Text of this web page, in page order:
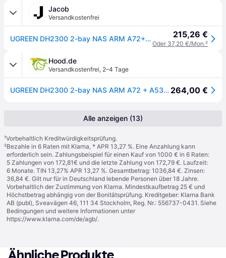
Jacob
Versandkostenfrei
UGREEN DH2300 2-bay NAS ARM A72+A53 Diskless EU + HDMI Cable (95998) 215,26 €
Oder 37,20 €/Mon.²
Hood.de
Versandkostenfrei, 2–4 Tage
UGREEN DH2300 2-bay NAS ARM A72 + A53 Diskless EU + HDMI Cable 264,00 €
Alle anzeigen (13)
¹Vorbehaltlich Kreditwürdigkeitsprüfung.
²Bezahle in 6 Raten mit Klarna, * APR 13,27 %. Eine Anzahlung kann
erforderlich sein. Zahlungsbeispiel für einen Kauf von 1000 € in 6 Raten:
5 Zahlungen von 172,81€ und die letzte Zahlung von 172,79 €. Laufzeit:
6 Monate. TIN 13,27% APR 13,27 %. Gesamtbetrag: 1036,84 €. Zinsen:
36,84 €. Gilt nur für in Deutschland lebende Personen über 18 Jahre.
Vorbehaltlich der Zustimmung von Klarna. Mindestkaufbetrag 25 € und
Höchstbetrag abhängig von der Bonitätsprüfung. Kreditgeber: Klarna Bank
AB (publ), Sveavägen 46, 111 34 Stockholm, Reg. Nr.: 556737-0431. Siehe
Bedingungen und weitere Informationen unter
https://www.klarna.com/de/agb/.